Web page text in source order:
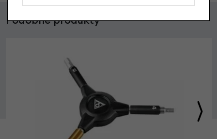
Podobne produkty